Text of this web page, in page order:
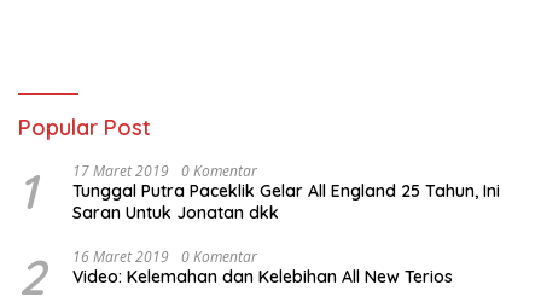
Popular Post
1 17 Maret 2019 0 Komentar
Tunggal Putra Paceklik Gelar All England 25 Tahun, Ini
Saran Untuk Jonatan dkk
2 16 Maret 2019 0 Komentar
Video: Kelemahan dan Kelebihan All New Terios